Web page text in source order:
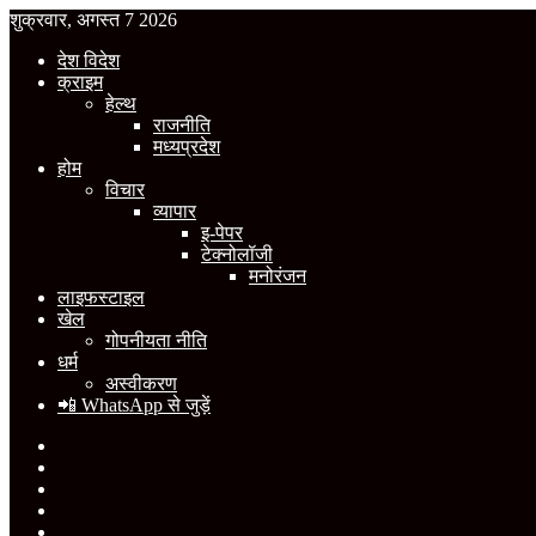
शुक्रवार, अगस्त 7 2026
देश विदेश
क्राइम
हेल्थ
राजनीति
मध्यप्रदेश
होम
विचार
व्यापार
इ-पेपर
टेक्नोलॉजी
मनोरंजन
लाइफस्टाइल
खेल
गोपनीयता नीति
धर्म
अस्वीकरण
📲 WhatsApp से जुड़ें